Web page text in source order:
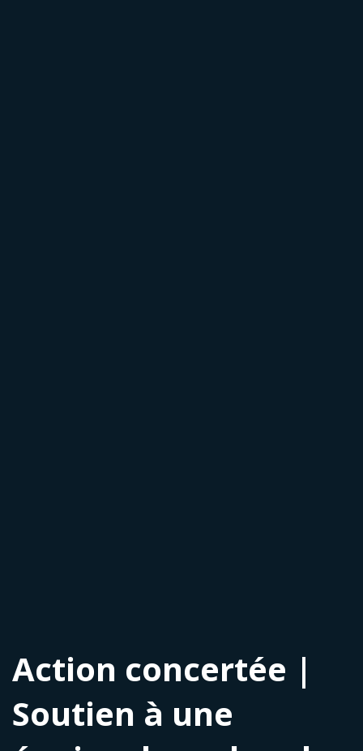
Action concertée |
Soutien à une